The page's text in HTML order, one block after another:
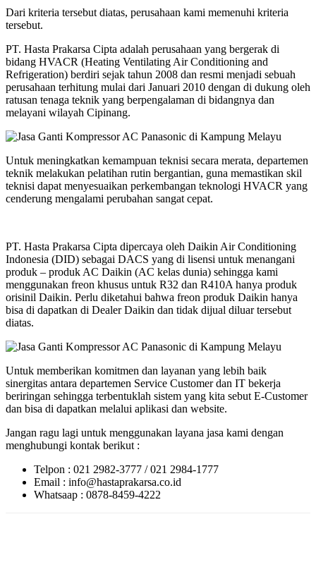
Dari kriteria tersebut diatas, perusahaan kami memenuhi kriteria
tersebut.
PT. Hasta Prakarsa Cipta adalah perusahaan yang bergerak di
bidang HVACR (Heating Ventilating Air Conditioning and
Refrigeration) berdiri sejak tahun 2008 dan resmi menjadi sebuah
perusahaan terhitung mulai dari Januari 2010 dengan di dukung oleh
ratusan tenaga teknik yang berpengalaman di bidangnya dan
melayani wilayah Cipinang.
Untuk meningkatkan kemampuan teknisi secara merata, departemen
teknik melakukan pelatihan rutin bergantian, guna memastikan skil
teknisi dapat menyesuaikan perkembangan teknologi HVACR yang
cenderung mengalami perubahan sangat cepat.
PT. Hasta Prakarsa Cipta dipercaya oleh Daikin Air Conditioning
Indonesia (DID) sebagai DACS yang di lisensi untuk menangani
produk – produk AC Daikin (AC kelas dunia) sehingga kami
menggunakan freon khusus untuk R32 dan R410A hanya produk
orisinil Daikin. Perlu diketahui bahwa freon produk Daikin hanya
bisa di dapatkan di Dealer Daikin dan tidak dijual diluar tersebut
diatas.
Untuk memberikan komitmen dan layanan yang lebih baik
sinergitas antara departemen Service Customer dan IT bekerja
beriringan sehingga terbentuklah sistem yang kita sebut E-Customer
dan bisa di dapatkan melalui aplikasi dan website.
Jangan ragu lagi untuk menggunakan layana jasa kami dengan
menghubungi kontak berikut :
Telpon : 021 2982-3777 / 021 2984-1777
Email : info@hastaprakarsa.co.id
Whatsaap : 0878-8459-4222